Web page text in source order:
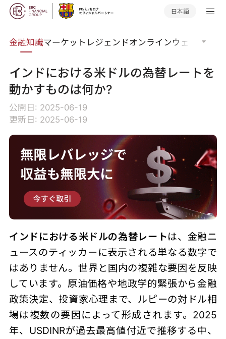
日本語
金融知識マーケットレジェンドオンラインウェビナー
インドにおける米ドルの為替レートを
動かすものは何か?
公開日: 2025-06-19
更新日: 2025-06-19
インドにおける米ドルの為替レートは、金融ニ
ュースのティッカーに表示される単なる数字で
はありません。世界と国内の複雑な要因を反映
しています。原油価格や地政学的緊張から金融
政策決定、投資家心理まで、ルピーの対ドル相
場は複数の要因によって形成されます。2025
年、USDINRが過去最高値付近で推移する中、